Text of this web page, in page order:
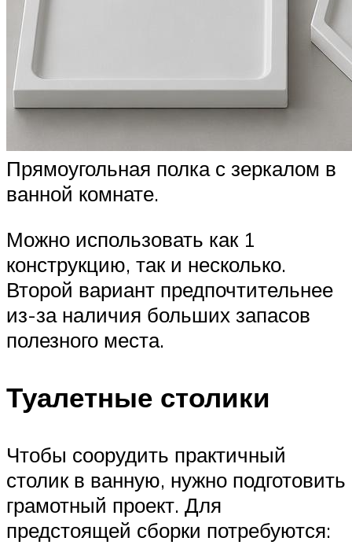
Прямоугольная полка с зеркалом в
ванной комнате.
Можно использовать как 1
конструкцию, так и несколько.
Второй вариант предпочтительнее
из-за наличия больших запасов
полезного места.
Туалетные столики
Чтобы соорудить практичный
столик в ванную, нужно подготовить
грамотный проект. Для
предстоящей сборки потребуются: